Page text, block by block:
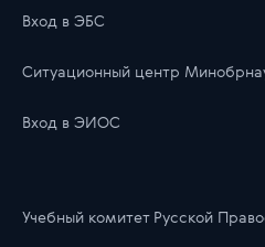
Вход в ЭБС
Ситуационный центр
Вход в ЭИОС
Учебный комитет Русской